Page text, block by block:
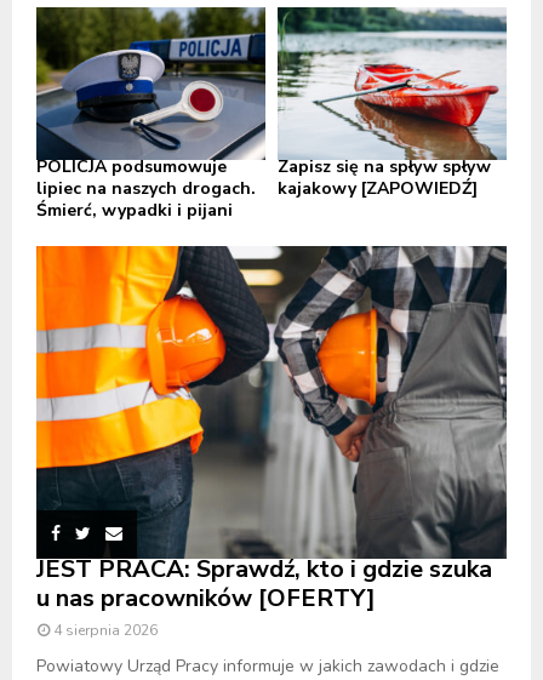
POLICJA podsumowuje
lipiec na naszych drogach.
Śmierć, wypadki i pijani
Zapisz się na spływ spływ
kajakowy [ZAPOWIEDŹ]
JEST PRACA: Sprawdź, kto i gdzie szuka
u nas pracowników [OFERTY]
4 sierpnia 2026
Powiatowy Urząd Pracy informuje w jakich zawodach i gdzie